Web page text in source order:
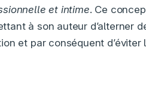
et intime. Ce
à son auteur d’alterner
et par conséquent d’éviter